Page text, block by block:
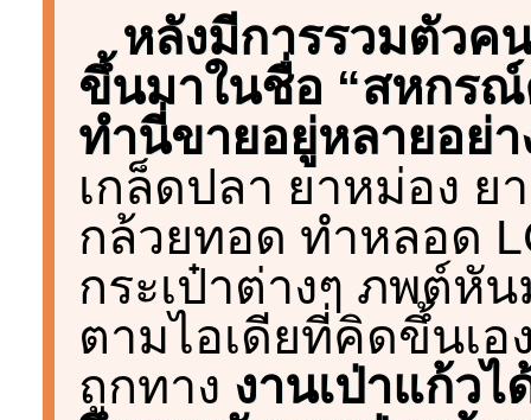
หลังมีการรวมตัวค
ขึ้นมาในชื่อ “สหกร
ทำนี่ขายอยู่หลายอย่า
เกล็ดปลา ยาหม่อง
กล้วยทอด ทำหลอด
กระเป๋าต่างๆ ภพต์หัน
ตามไอเดียที่คิดขึ้นเอ
ถูกทาง งานเป่าแก้ว